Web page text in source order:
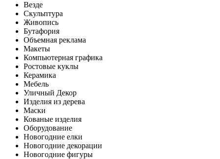
Везде
Скульптура
Живопись
Бутафория
Объемная реклама
Макеты
Компьютерная графика
Ростовые куклы
Керамика
Мебель
Уличный Декор
Изделия из дерева
Маски
Кованые изделия
Оборудование
Новогодние елки
Новогодние декорации
Новогодние фигуры